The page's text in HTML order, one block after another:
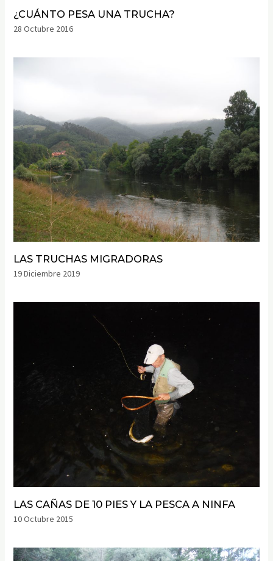
¿CUÁNTO PESA UNA TRUCHA?
28 Octubre 2016
LAS TRUCHAS MIGRADORAS
19 Diciembre 2019
LAS CAÑAS DE 10 PIES Y LA PESCA A NINFA
10 Octubre 2015